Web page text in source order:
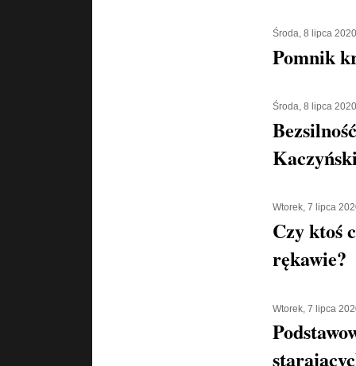
Środa, 8 lipca 2020
Pomnik
Środa, 8 lipca 2020
Wtorek, 7 lipca
Czy ktoś
rękawie?
Wtorek, 7 lipca